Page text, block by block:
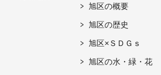
旭区の概要
旭区の歴史
旭区×ＳＤＧｓ
旭区の水・緑・花